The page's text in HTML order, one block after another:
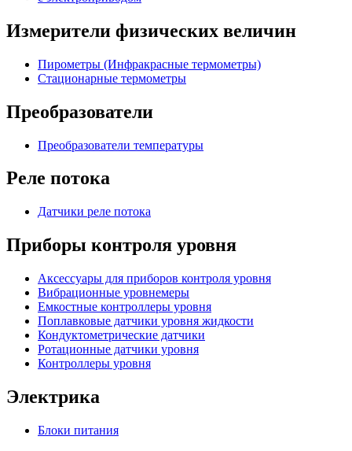
Измерители физических величин
Пирометры (Инфракрасные термометры)
Стационарные термометры
Преобразователи
Преобразователи температуры
Реле потока
Датчики реле потока
Приборы контроля уровня
Аксессуары для приборов контроля уровня
Вибрационные уровнемеры
Емкостные контроллеры уровня
Поплавковые датчики уровня жидкости
Кондуктометрические датчики
Ротационные датчики уровня
Контроллеры уровня
Электрика
Блоки питания